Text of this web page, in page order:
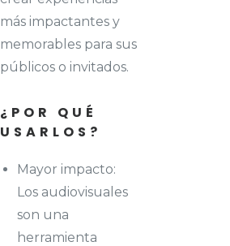
más impactantes y
memorables para sus
públicos o invitados.
¿POR QUÉ
USARLOS?
Mayor impacto:
Los audiovisuales
son una
herramienta